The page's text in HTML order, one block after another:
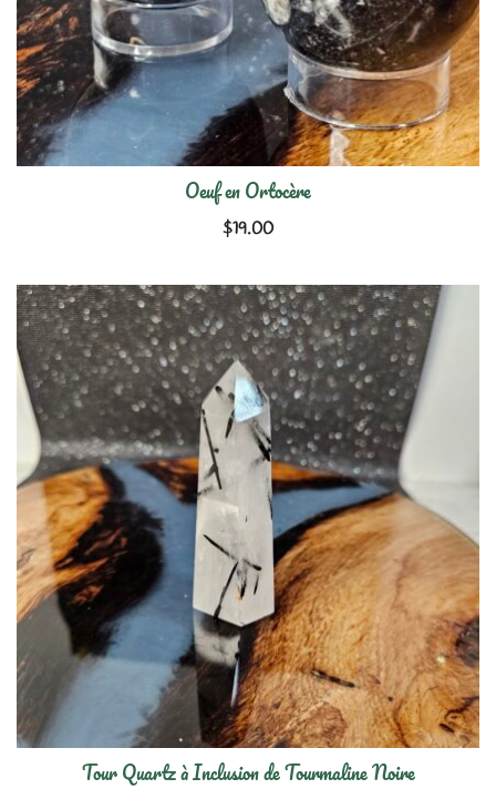
Oeuf en Ortocère
$19.00
Tour Quartz à Inclusion de Tourmaline Noire